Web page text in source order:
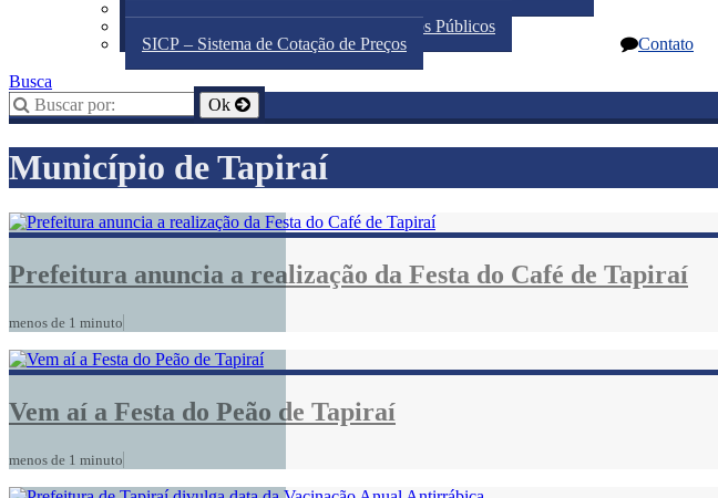
Lei Orgânica e Estatuto dos Funcionários Públicos
SICP – Sistema de Cotação de Preços
Contato
Busca
Município de Tapiraí
Prefeitura anuncia a realização da Festa do Café de Tapiraí
menos de 1 minuto
Vem aí a Festa do Peão de Tapiraí
menos de 1 minuto